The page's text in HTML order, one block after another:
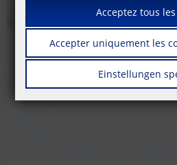
Acceptez tous
Accepter uniquement les
Einstellungen